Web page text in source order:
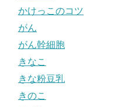
かけっこのコツ
がん
がん幹細胞
きなこ
きな粉豆乳
きのこ